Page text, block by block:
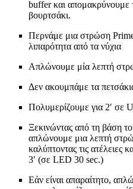
buffer και απομακρύνουμε
βουρτσάκι.
Περνάμε μια στρώση
λιπαρότητα από τα νύχια
Απλώνουμε μία λεπτή
Δεν ακουμπάμε τα
Πολυμερίζουμε για 2′
Ξεκινώντας από τη βάση
απλώνουμε μια λεπτή
καλύπτοντας τις
3′ (σε LED 30 sec.)
Εάν είναι απαραίτητο,